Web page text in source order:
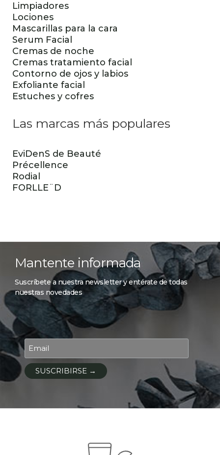
Limpiadores
Lociones
Mascarillas para la cara
Serum Facial
Cremas de noche
Cremas tratamiento facial
Contorno de ojos y labios
Exfoliante facial
Estuches y cofres
Las marcas más populares
EviDenS de Beauté
Précellence
Rodial
FORLLE¨D
Mantente informada
Suscríbete a nuestra newsletter y entérate de todas
nuestras novedades